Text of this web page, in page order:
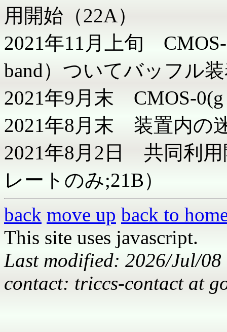
用開始（22A）
2021年11月上旬
band）ついてバッフル
2021年9月末 CMOS-
2021年8月末 装置内の
2021年8月2日 共同利
レートのみ;21B）
back move up back to
This site uses javascript.
Last modified: 2026/Jul/08
contact: triccs-contact at